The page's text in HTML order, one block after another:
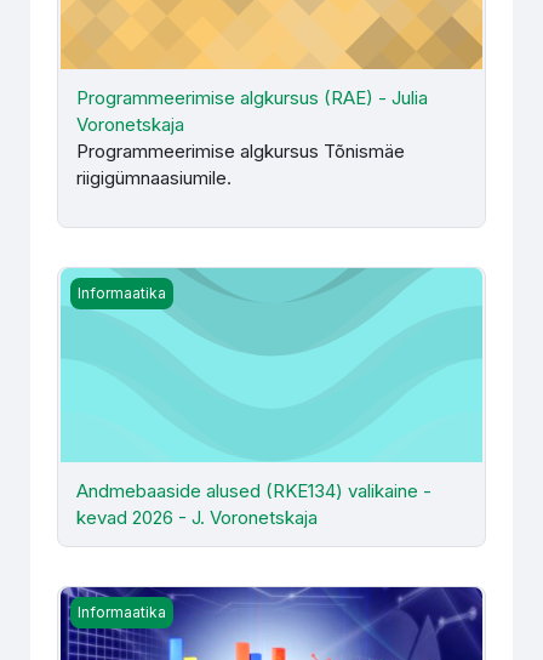
Programmeerimise algkursus (RAE) - Julia
Voronetskaja
Programmeerimise algkursus Tõnismäe
riigigümnaasiumile.
Andmebaaside alused (RKE134) valikaine - kevad 2026
Informaatika
Andmebaaside alused (RKE134) valikaine -
kevad 2026 - J. Voronetskaja
Andmete visualiseerimine (RKE141)
Informaatika